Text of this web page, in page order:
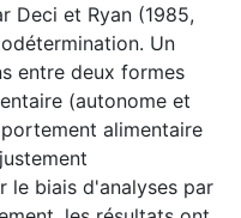
Deci et Ryan (1985,
Un
entre deux formes
(autonome et
alimentaire
le biais d'analyses par